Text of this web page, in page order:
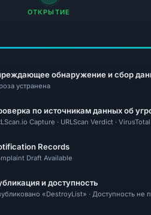
ОТКРЫТИЕ
обнаружение и сбор
устранена
по источникам данных об
Capture · URLScan Verdict ·
Records
Draft Available
и доступность
«DestroyList» · Доступность не